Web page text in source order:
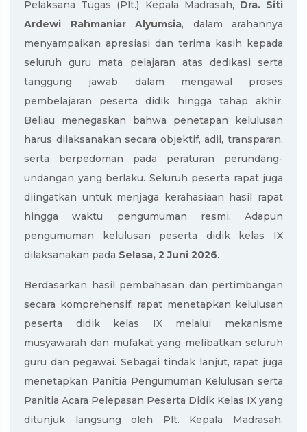
Pelaksana Tugas (Plt.) Kepala Madrasah, Dra. Siti
Ardewi Rahmaniar Alyumsia, dalam arahannya
menyampaikan apresiasi dan terima kasih kepada
seluruh guru mata pelajaran atas dedikasi serta
tanggung jawab dalam mengawal proses
pembelajaran peserta didik hingga tahap akhir.
Beliau menegaskan bahwa penetapan kelulusan
harus dilaksanakan secara objektif, adil, transparan,
serta berpedoman pada peraturan perundang-
undangan yang berlaku. Seluruh peserta rapat juga
diingatkan untuk menjaga kerahasiaan hasil rapat
hingga waktu pengumuman resmi. Adapun
pengumuman kelulusan peserta didik kelas IX
dilaksanakan pada Selasa, 2 Juni 2026.
Berdasarkan hasil pembahasan dan pertimbangan
secara komprehensif, rapat menetapkan kelulusan
peserta didik kelas IX melalui mekanisme
musyawarah dan mufakat yang melibatkan seluruh
guru dan pegawai. Sebagai tindak lanjut, rapat juga
menetapkan Panitia Pengumuman Kelulusan serta
Panitia Acara Pelepasan Peserta Didik Kelas IX yang
ditunjuk langsung oleh Plt. Kepala Madrasah,